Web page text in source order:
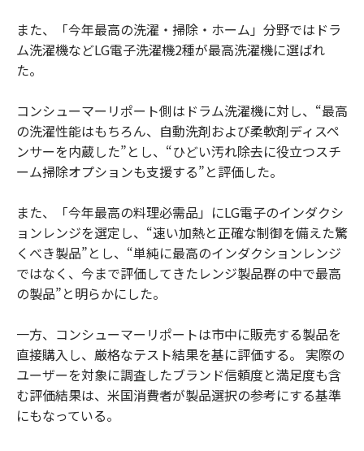
また、「今年最高の洗濯・掃除・ホーム」分野ではドラ
ム洗濯機などLG電子洗濯機2種が最高洗濯機に選ばれ
た。
コンシューマーリポート側はドラム洗濯機に対し、“最高
の洗濯性能はもちろん、自動洗剤および柔軟剤ディスペ
ンサーを内蔵した”とし、“ひどい汚れ除去に役立つスチ
ーム掃除オプションも支援する”と評価した。
また、「今年最高の料理必需品」にLG電子のインダクシ
ョンレンジを選定し、“速い加熱と正確な制御を備えた驚
くべき製品”とし、“単純に最高のインダクションレンジ
ではなく、今まで評価してきたレンジ製品群の中で最高
の製品”と明らかにした。
一方、コンシューマーリポートは市中に販売する製品を
直接購入し、厳格なテスト結果を基に評価する。 実際の
ユーザーを対象に調査したブランド信頼度と満足度も含
む評価結果は、米国消費者が製品選択の参考にする基準
にもなっている。